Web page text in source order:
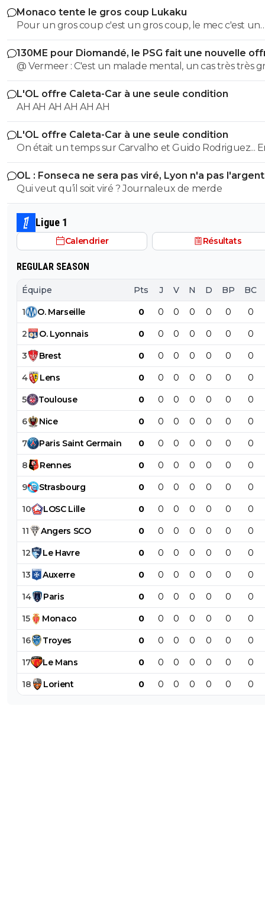
Monaco tente le gros coup Lukaku
Pour un gros coup c'est un gros coup, le mec c'est un
Sumotori !
130ME pour Diomandé, le PSG fait une nouvelle
@ Vermeer : C'est un malade mental, un cas très très
Beaucoup plus grave que l'autre porc sur maxi.
L'OL offre Caleta-Car à une seule condition
AH AH AH AH AH AH
L'OL offre Caleta-Car à une seule condition
On était un temps sur Carvalho et Guido Rodriguez...
panic buy, Blanc a bien validé ce joueur, je ne vois pas
raccourci.
OL : Fonseca ne sera pas viré, Lyon n'a pas
le faire
Qui veut qu’il soit viré ? Journaleux de merde
Ligue 1
Calendrier Résultats
REGULAR SEASON
Équipe Pts J V N D BP BC
1 O. Marseille 0 0 0 0 0 0 0
2 O. Lyonnais 0 0 0 0 0 0 0
3 Brest 0 0 0 0 0 0 0
4 Lens 0 0 0 0 0 0 0
5 Toulouse 0 0 0 0 0 0 0
6 Nice 0 0 0 0 0 0 0
7 Paris Saint Germain 0 0 0 0 0 0 0
8 Rennes 0 0 0 0 0 0 0
9 Strasbourg 0 0 0 0 0 0 0
10 LOSC Lille 0 0 0 0 0 0 0
11 Angers SCO 0 0 0 0 0 0 0
12 Le Havre 0 0 0 0 0 0 0
13 Auxerre 0 0 0 0 0 0 0
14 Paris 0 0 0 0 0 0 0
15 Monaco 0 0 0 0 0 0 0
16 Troyes 0 0 0 0 0 0 0
17 Le Mans 0 0 0 0 0 0 0
18 Lorient 0 0 0 0 0 0 0